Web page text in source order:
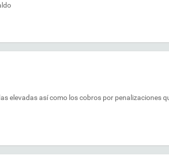
elevadas así como los cobros por penalizaciones